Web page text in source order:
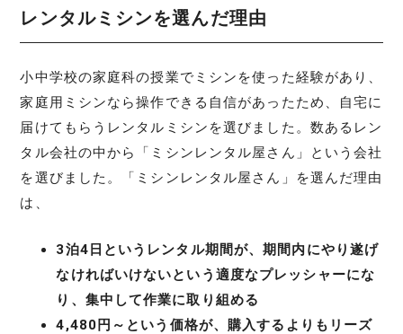
レンタルミシンを選んだ理由
小中学校の家庭科の授業でミシンを使った経験があり、
家庭用ミシンなら操作できる自信があったため、自宅に
届けてもらうレンタルミシンを選びました。数あるレン
タル会社の中から「ミシンレンタル屋さん」という会社
を選びました。「ミシンレンタル屋さん」を選んだ理由
は、
3泊4日というレンタル期間が、期間内にやり遂げ
なければいけないという適度なプレッシャーにな
り、集中して作業に取り組める
4,480円～という価格が、購入するよりもリーズ